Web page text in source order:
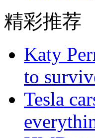
精彩推荐
Katy
to
Tesla